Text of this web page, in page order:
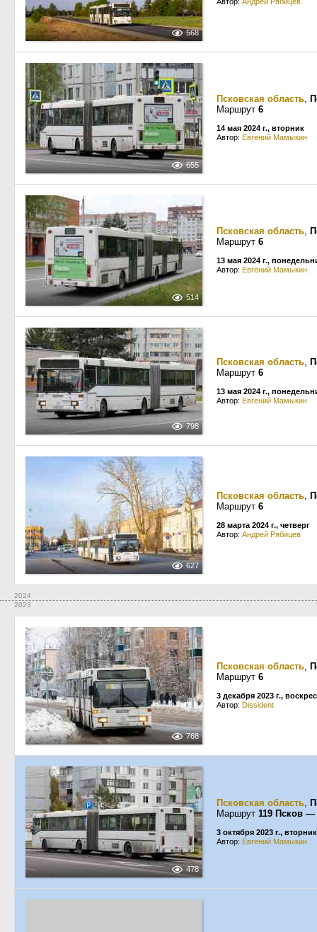
568
655
Псковская область,
Маршрут 6
14 мая 2024 г., вторник
Автор: Евгений Мамыкин
514
Псковская область,
Маршрут 6
13 мая 2024 г.,
Автор: Евгений Мамыкин
798
Псковская область,
Маршрут 6
13 мая 2024 г.,
Автор: Евгений Мамыкин
627
Псковская область,
Маршрут 6
28 марта 2024 г., четверг
Автор: Андрей Рябицев
2024
2023
768
Псковская область,
Маршрут 6
3 декабря 2023 г.,
Автор: Dissident
478
Псковская область,
Маршрут 119 Псков
3 октября 2023 г., вторник
Автор: Евгений Мамыкин